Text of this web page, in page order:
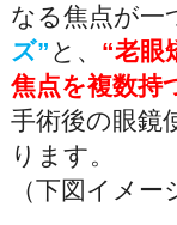
なる焦点が一
ズ” と、 “老眼
焦点を複数持
手術後の眼鏡
ります。
（下図イメー